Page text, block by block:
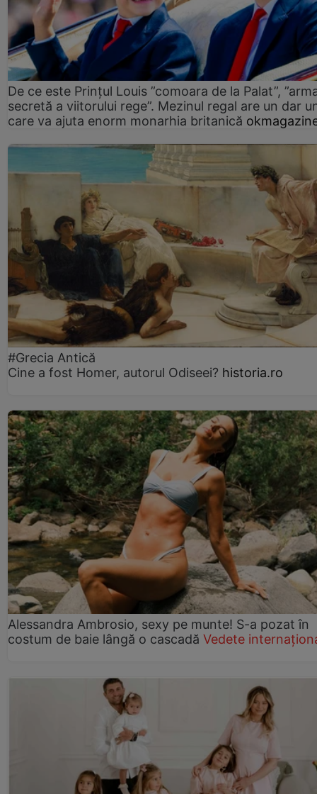
De ce este Prințul Louis ”comoara de la Palat”,
secretă a viitorului rege”. Mezinul regal are un dar
care va ajuta enorm monarhia britanică
#Grecia Antică
Cine a fost Homer, autorul Odiseei? historia.ro
Alessandra Ambrosio, sexy pe munte! S-a pozat în
costum de baie lângă o cascadă Vedete